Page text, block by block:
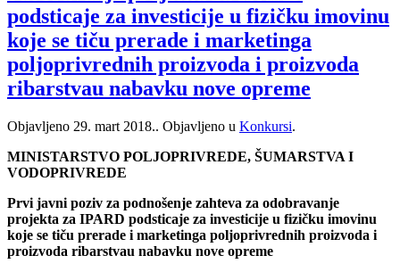
podsticaje za investicije u fizičku imovinu
koje se tiču prerade i marketinga
poljoprivrednih proizvoda i proizvoda
ribarstvau nabavku nove opreme
Objavljeno 29. mart 2018.. Objavljeno u Konkursi.
MINISTARSTVO POLJOPRIVREDE, ŠUMARSTVA I
VODOPRIVREDE
Prvi javni poziv za podnošenje zahteva za odobravanje
projekta za IPARD podsticaje za investicije u fizičku imovinu
koje se tiču prerade i marketinga poljoprivrednih proizvoda i
proizvoda ribarstvau nabavku nove opreme